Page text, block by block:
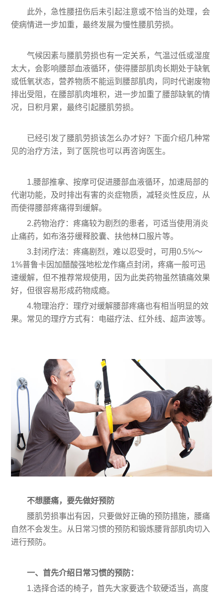
此外，急性腰扭伤后未引起注意或不恰当的处理，会
使病情进一步加重，最终发展为慢性腰肌劳损。
气候因素与腰肌劳损也有一定关系，气温过低或湿度
太大，会影响腰部血液循环，使得腰部肌肉长期处于缺氧
或低氧状态，营养物质不能运到腰部肌肉，同时代谢废物
排出受阻，在腰部肌肉堆积，进一步加重了腰部缺氧的情
况，日积月累，最终引起腰肌劳损。
已经引发了腰肌劳损该怎么办才好？下面介绍几种常
见的治疗方法，到了医院也可以再咨询医生。
1.腰部推拿、按摩可促进腰部血液循环，加速局部的
代谢功能，及时排出有害的炎症物质，减轻炎性反应，从
而使得腰部疼痛得到缓解。
2.药物治疗：疼痛较为剧烈的患者，可适当使用消炎
止痛药，如布洛芬缓释胶囊、扶他林口服片等。
3.封闭疗法：疼痛剧烈，难以忍受时，可用0.5%～
1%普鲁卡因加醋酸强地松龙作痛点封闭，疼痛一般可迅
速缓解，但不推荐常规使用，因为此类药物虽然镇痛效果
好，但很容易形成药物成瘾。
4.物理治疗：理疗对缓解腰部疼痛也有相当明显的效
果。常见的理疗方式有：电磁疗法、红外线、超声波等。
不想腰痛，要先做好预防
腰肌劳损事出有因，只要做好正确的预防措施，腰痛
自然不会发生。从日常习惯的预防和锻炼腰背部肌肉切入
进行预防。
一、首先介绍日常习惯的预防：
1.选择合适的椅子，首先大家要选个软硬适当，高度